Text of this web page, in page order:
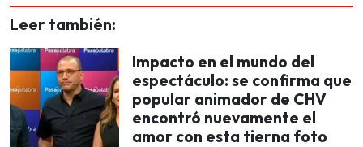
Leer también:
Impacto en el mundo del
espectáculo: se confirma que
popular animador de CHV
encontró nuevamente el
amor con esta tierna foto